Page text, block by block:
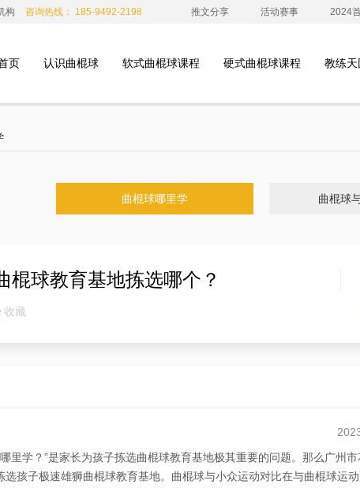
构 咨询热线： 185-9492-2198 推文分享 活动赛事 2024
页 认识曲棍球 软式曲棍球课程 硬式曲棍球课程 教练天
曲棍球哪里学 曲棍球
棍球教育基地拣选哪个？
收藏
里学？”是家长为孩子拣选曲棍球教育基地极其重要的问题。那么广州
孩子极速雄狮曲棍球教育基地。曲棍球与小众运动对比在与曲棍球运动